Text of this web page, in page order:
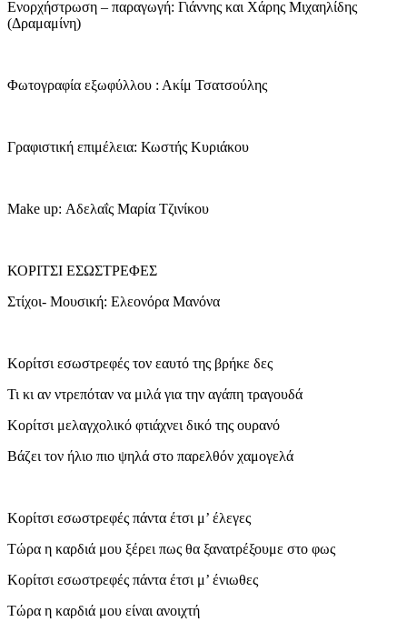
Ενορχήστρωση – παραγωγή: Γιάννης και Χάρης Μιχαηλίδης
(Δραμαμίνη)
Φωτογραφία εξωφύλλου : Ακίμ Τσατσούλης
Γραφιστική επιμέλεια: Κωστής Κυριάκου
Make up: Αδελαΐς Μαρία Τζινίκου
ΚΟΡΙΤΣΙ ΕΣΩΣΤΡΕΦΕΣ
Στίχοι- Μουσική: Ελεονόρα Μανόνα
Κορίτσι εσωστρεφές τον εαυτό της βρήκε δες
Τι κι αν ντρεπόταν να μιλά για την αγάπη τραγουδά
Κορίτσι μελαγχολικό φτιάχνει δικό της ουρανό
Βάζει τον ήλιο πιο ψηλά στο παρελθόν χαμογελά
Κορίτσι εσωστρεφές πάντα έτσι μ’ έλεγες
Τώρα η καρδιά μου ξέρει πως θα ξανατρέξουμε στο φως
Κορίτσι εσωστρεφές πάντα έτσι μ’ ένιωθες
Τώρα η καρδιά μου είναι ανοιχτή